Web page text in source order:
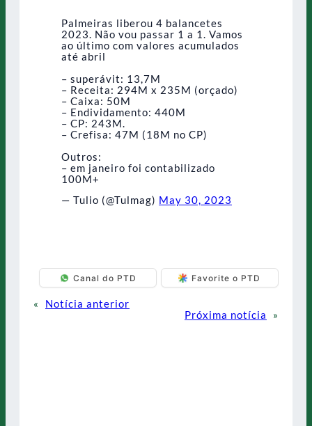
Palmeiras liberou 4 balancetes
2023. Não vou passar 1 a 1. Vamos
ao último com valores acumulados
até abril
– superávit: 13,7M
– Receita: 294M x 235M (orçado)
– Caixa: 50M
– Endividamento: 440M
– CP: 243M.
– Crefisa: 47M (18M no CP)
Outros:
– em janeiro foi contabilizado
100M+
— Tulio (@Tulmag) May 30, 2023
Canal do PTD Favorite o PTD
«
Notícia anterior
Próxima notícia
»